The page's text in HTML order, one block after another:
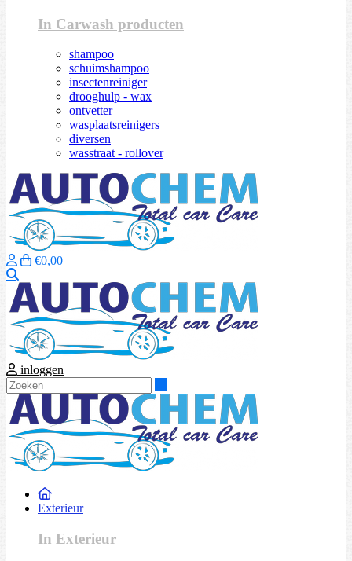
In Carwash producten
shampoo
schuimshampoo
insectenreiniger
drooghulp - wax
ontvetter
wasplaatsreinigers
diversen
wasstraat - rollover
€0,00
inloggen
Exterieur
In Exterieur